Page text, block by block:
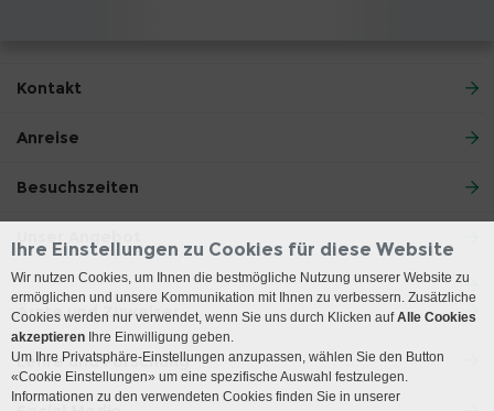
Kontakt
Anreise
Besuchszeiten
Ärzte und Zuweiser
Lehre und Forschung
Ihre Einstellungen zu Cookies für diese Website
Wir nutzen Cookies, um Ihnen die bestmögliche Nutzung unserer Website zu
ermöglichen und unsere Kommunikation mit Ihnen zu verbessern. Zusätzliche
Cookies werden nur verwendet, wenn Sie uns durch Klicken aufAlle Cookies
akzeptieren Ihre Einwilligung geben.
Um Ihre Privatsphäre-Einstellungen anzupassen, wählen Sie den Button
«Cookie Einstellungen» um eine spezifische Auswahl festzulegen.
Informationen zu den verwendeten Cookies finden Sie in unserer